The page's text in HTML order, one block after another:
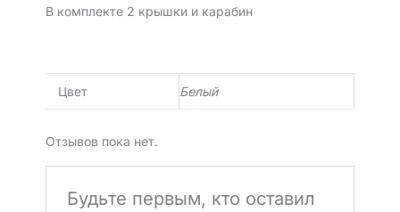
В комплекте 2 крышки и карабин
Цвет Белый
Отзывов пока нет.
Будьте первым, кто оставил